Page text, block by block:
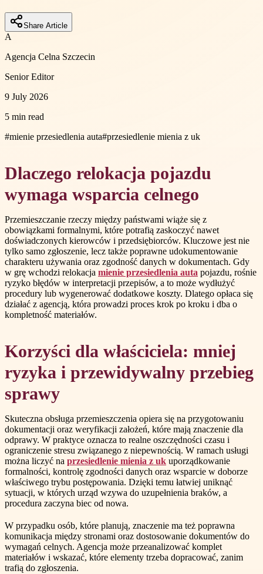
Share Article
A
Agencja Celna Szczecin
Senior Editor
9 July 2026
5 min read
#mienie przesiedlenia auta#przesiedlenie mienia z uk
Dlaczego relokacja pojazdu
wymaga wsparcia celnego
Przemieszczanie rzeczy między państwami wiąże się z
obowiązkami formalnymi, które potrafią zaskoczyć nawet
doświadczonych kierowców i przedsiębiorców. Kluczowe jest nie
tylko samo zgłoszenie, lecz także poprawne udokumentowanie
charakteru używania oraz zgodność danych w dokumentach. Gdy
w grę wchodzi relokacja mienie przesiedlenia auta pojazdu, rośnie
ryzyko błędów w interpretacji przepisów, a to może wydłużyć
procedury lub wygenerować dodatkowe koszty. Dlatego opłaca się
działać z agencją, która prowadzi proces krok po kroku i dba o
kompletność materiałów.
Korzyści dla właściciela: mniej
ryzyka i przewidywalny przebieg
sprawy
Skuteczna obsługa przemieszczenia opiera się na przygotowaniu
dokumentacji oraz weryfikacji założeń, które mają znaczenie dla
odprawy. W praktyce oznacza to realne oszczędności czasu i
ograniczenie stresu związanego z niepewnością. W ramach usługi
można liczyć na przesiedlenie mienia z uk uporządkowanie
formalności, kontrolę zgodności danych oraz wsparcie w doborze
właściwego trybu postępowania. Dzięki temu łatwiej uniknąć
sytuacji, w których urząd wzywa do uzupełnienia braków, a
procedura zaczyna biec od nowa.
W przypadku osób, które planują, znaczenie ma też poprawna
komunikacja między stronami oraz dostosowanie dokumentów do
wymagań celnych. Agencja może przeanalizować komplet
materiałów i wskazać, które elementy trzeba dopracować, zanim
trafią do zgłoszenia.